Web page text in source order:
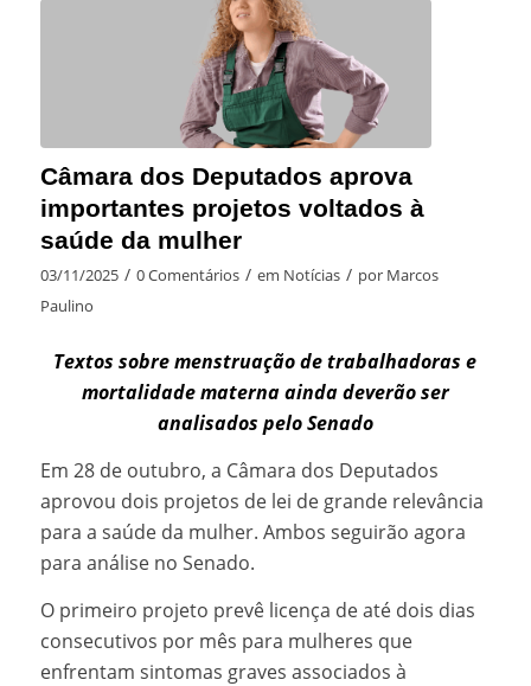
Câmara dos Deputados aprova
importantes projetos voltados à
saúde da mulher
03/11/2025 / 0 Comentários / em Notícias / por Marcos
Paulino
Textos sobre menstruação de trabalhadoras e
mortalidade materna ainda deverão ser
analisados pelo Senado
Em 28 de outubro, a Câmara dos Deputados
aprovou dois projetos de lei de grande relevância
para a saúde da mulher. Ambos seguirão agora
para análise no Senado.
O primeiro projeto prevê licença de até dois dias
consecutivos por mês para mulheres que
enfrentam sintomas graves associados à